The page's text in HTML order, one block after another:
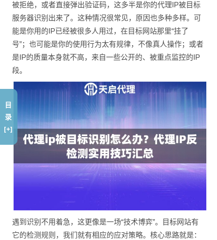
被拒绝，或者直接弹出验证码，这多半是你的代理IP被目标
服务器识别出来了。这种情况很常见，原因也多种多样。可
能是你用的IP已经被很多人用过，在目标网站那里“挂了
号”；也可能是你的使用行为太有规律，不像真人操作；或者
是IP的质量本身就不高，来自一些公开的、被重点监控的IP
段。
遇到识别不用着急，这更像是一场“技术博弈”。目标网站有
它的检测规则，我们就有相应的应对策略。核心思路就是：
目
录
[+]